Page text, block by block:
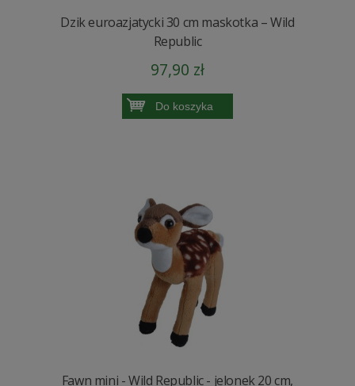
Dzik euroazjatycki 30 cm maskotka – Wild
Republic
97,90 zł
Do koszyka
Fawn mini - Wild Republic - jelonek 20 cm,